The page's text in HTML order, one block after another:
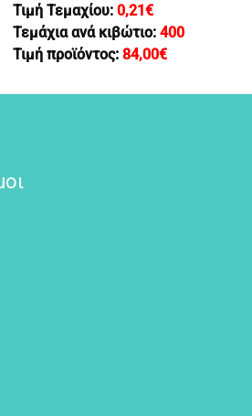
Τιμή Τεμαχίου: 0,21€
Τεμάχια ανά κιβώτιο: 400
Τιμή προϊόντος: 84,00€